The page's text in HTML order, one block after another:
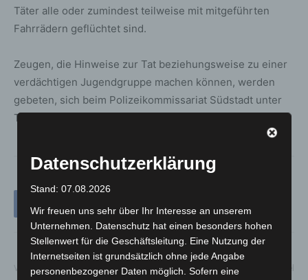
Täter alle oder zumindest teilweise mit mitgeführten
Fahrrädern geflüchtet sind.
Zeugen, die Hinweise zur Tat beziehungsweise zu einer
verdächtigen Jugendgruppe machen können, werden
gebeten, sich beim Polizeikommissariat Südstadt unter
Telefon 0511 109-3217 zu melden.
Vorheriger Artikel Nächster Artikel
Datenschutzerklärung
Stand: 07.08.2026
Wir freuen uns sehr über Ihr Interesse an unserem
Unternehmen. Datenschutz hat einen besonders hohen
Stellenwert für die Geschäftsleitung. Eine Nutzung der
Internetseiten ist grundsätzlich ohne jede Angabe
personenbezogener Daten möglich. Sofern eine